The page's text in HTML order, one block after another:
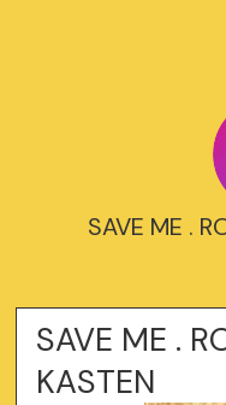
SAVE ME .
SAVE ME .
KASTEN